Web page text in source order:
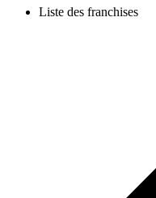
Liste des franchises